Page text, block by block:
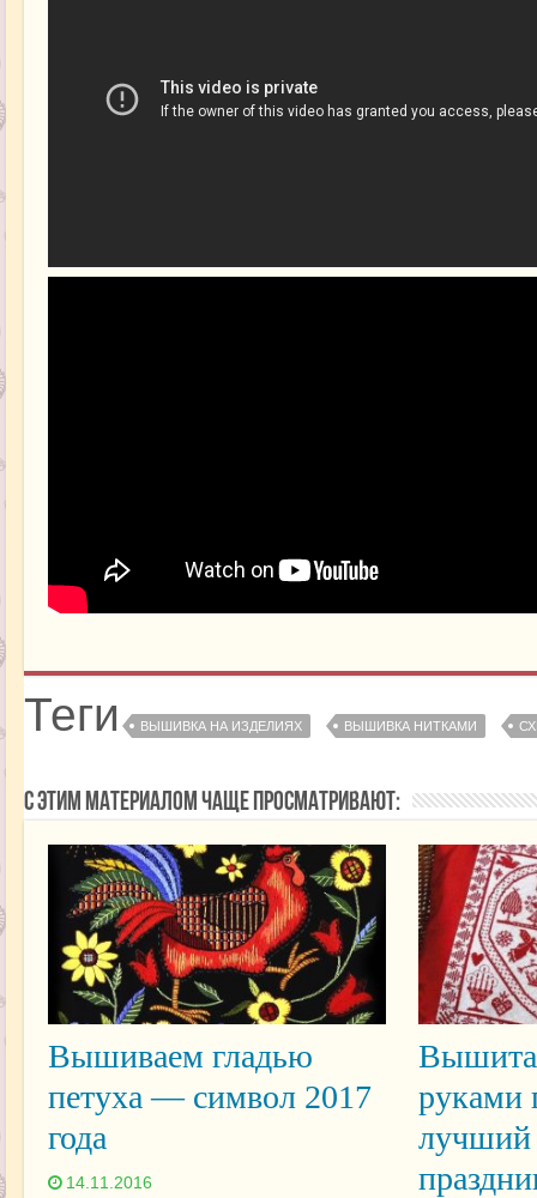
Теги ВЫШИВКА НА ИЗДЕЛИЯХ ВЫШИВКА НИТКАМИ
С этим материалом чаще просматривают:
Вышиваем гладью
петуха — символ 2017
года
14.11.2016
руками
лучший